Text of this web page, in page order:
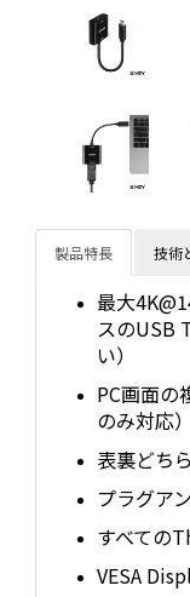
製品特長 技術
最大
スのUSB
い）
PC画面の
のみ対応）
表裏どち
プラグア
すべての
VESA